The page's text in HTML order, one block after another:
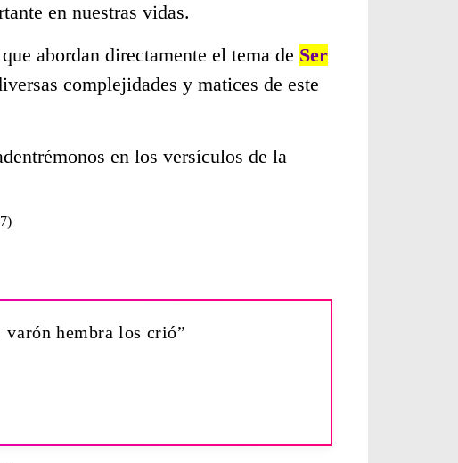
en nuestras vidas.
abordan directamente el tema de Ser
complejidades y matices de este
en los versículos de la
hembra los crió”